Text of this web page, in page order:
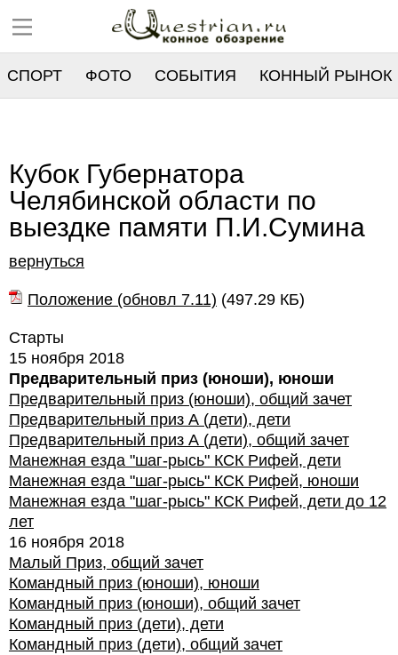
СПОРТ ФОТО СОБЫТИЯ КОННЫЙ РЫНОК
Кубок Губернатора
Челябинской области по
выездке памяти П.И.Сумина
вернуться
Положение (обновл 7.11) (497.29 КБ)
Старты
15 ноября 2018
Предварительный приз (юноши), юноши
Предварительный приз (юноши), общий зачет
Предварительный приз А (дети), дети
Предварительный приз А (дети), общий зачет
Манежная езда "шаг-рысь" КСК Рифей, дети
Манежная езда "шаг-рысь" КСК Рифей, юноши
Манежная езда "шаг-рысь" КСК Рифей, дети до 12
лет
16 ноября 2018
Малый Приз, общий зачет
Командный приз (юноши), юноши
Командный приз (юноши), общий зачет
Командный приз (дети), дети
Командный приз (дети), общий зачет